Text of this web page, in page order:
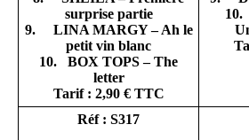
surprise partie
9. LINA MARGY – Ah le
petit vin blanc
10. BOX TOPS – The
letter
Tarif : 2,90 € TTC
10.
Réf : S317